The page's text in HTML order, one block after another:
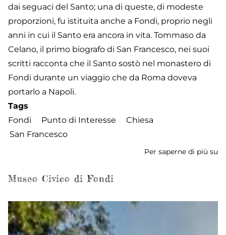
dai seguaci del Santo; una di queste, di modeste
proporzioni, fu istituita anche a Fondi, proprio negli
anni in cui il Santo era ancora in vita. Tommaso da
Celano, il primo biografo di San Francesco, nei suoi
scritti racconta che il Santo sostò nel monastero di
Fondi durante un viaggio che da Roma doveva
portarlo a Napoli.
Tags
Fondi
Punto di Interesse
Chiesa
San Francesco
Per saperne di più su
Museo Civico di Fondi